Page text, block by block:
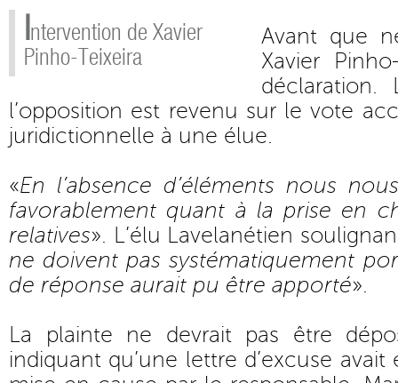
ntervention de Xavier
Pinho-Teixeira
Avant que
Xavier
l’opposition est revenu sur le vote
juridictionnelle à une élue.
«En l’absence d’éléments nous
favorablement quant à la prise en
relatives». L’élu Lavelanétien
ne doivent pas systématiquement
de réponse aurait pu être apporté».
La plainte ne devrait pas être
indiquant qu’une lettre d’excuse avait